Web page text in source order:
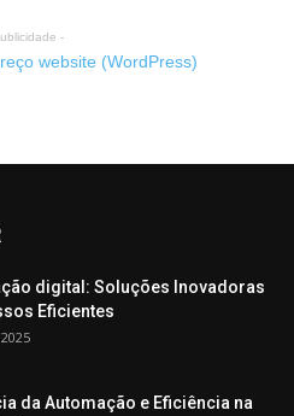
-
digital: Soluções Inovadoras
Eficientes
da Automação e Eficiência na